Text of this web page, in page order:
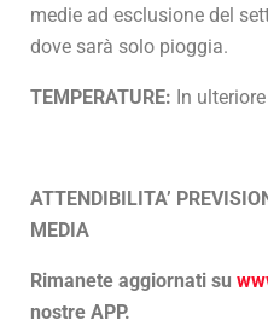
medie ad esclusione del
dove sarà solo pioggia.
TEMPERATURE: In
ATTENDIBILITA’
MEDIA
Rimanete aggiornati su
nostre APP.